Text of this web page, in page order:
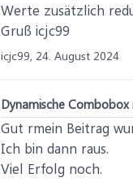
Werte zusätzlich
Gruß icjc99
icjc99, 24. August 2024
Dynamische
Gut rmein Beitrag
Ich bin dann raus.
Viel Erfolg noch.